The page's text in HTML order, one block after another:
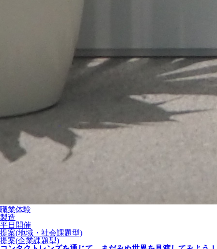
職業体験
製造
平日開催
提案(地域・社会課題型)
提案(企業課題型)